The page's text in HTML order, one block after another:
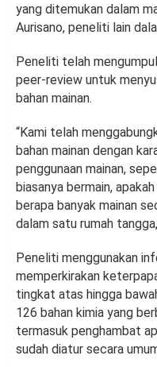
yang ditemukan dalam
Aurisano, peneliti lain
Peneliti telah
peer-review untuk
bahan mainan.
“Kami telah
bahan mainan dengan
penggunaan mainan,
biasanya bermain,
berapa banyak mainan
dalam satu rumah
Peneliti menggunakan
memperkirakan
tingkat atas hingga
126 bahan kimia yang
termasuk penghambat
sudah diatur secara